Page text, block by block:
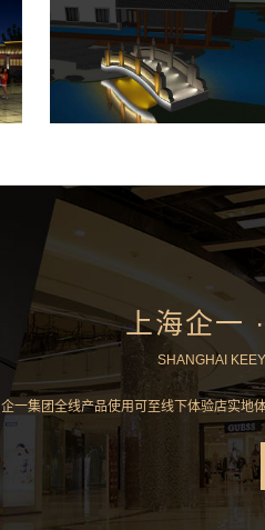
上海企一
SHANGHAI
企一集团全线产品使用可至线下体验店实地